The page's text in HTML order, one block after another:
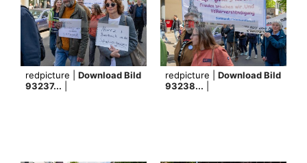
redpicture | Download Bild
93237...
redpicture | Download Bild
93238...